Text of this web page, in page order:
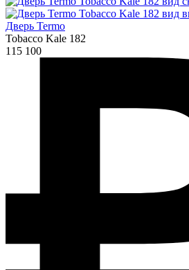
Дверь Termo
Tobacco Kale 182
115 100